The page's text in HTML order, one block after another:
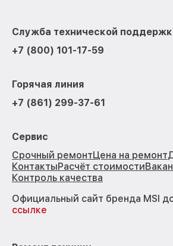
Служба технической
+7 (800) 101-17-59
Горячая линия
+7 (861) 299-37-61
Сервис
Срочный ремонтЦена на ремонт
КонтактыРасчёт стоимости
Контроль качества
Официальный сайт бренда MSI
ссылке